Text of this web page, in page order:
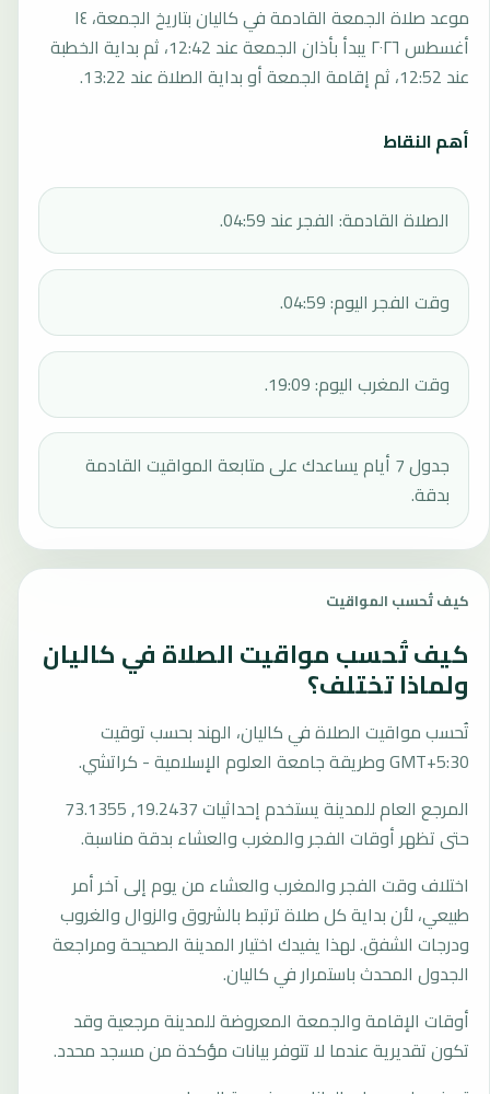
موعد صلاة الجمعة القادمة في كاليان بتاريخ الجمعة، ١٤
أغسطس ٢٠٢٦ يبدأ بأذان الجمعة عند 12:42، ثم بداية الخطبة
عند 12:52، ثم إقامة الجمعة أو بداية الصلاة عند 13:22.
أهم النقاط
الصلاة القادمة: الفجر عند 04:59.
وقت الفجر اليوم: 04:59.
وقت المغرب اليوم: 19:09.
جدول 7 أيام يساعدك على متابعة المواقيت القادمة
بدقة.
كيف تُحسب المواقيت
كيف تُحسب مواقيت الصلاة في كاليان
ولماذا تختلف؟
تُحسب مواقيت الصلاة في كاليان، الهند بحسب توقيت
GMT+5:30 وطريقة جامعة العلوم الإسلامية - كراتشي.
المرجع العام للمدينة يستخدم إحداثيات 19.2437, 73.1355
حتى تظهر أوقات الفجر والمغرب والعشاء بدقة مناسبة.
اختلاف وقت الفجر والمغرب والعشاء من يوم إلى آخر أمر
طبيعي، لأن بداية كل صلاة ترتبط بالشروق والزوال والغروب
ودرجات الشفق. لهذا يفيدك اختيار المدينة الصحيحة ومراجعة
الجدول المحدث باستمرار في كاليان.
أوقات الإقامة والجمعة المعروضة للمدينة مرجعية وقد
تكون تقديرية عندما لا تتوفر بيانات مؤكدة من مسجد محدد.